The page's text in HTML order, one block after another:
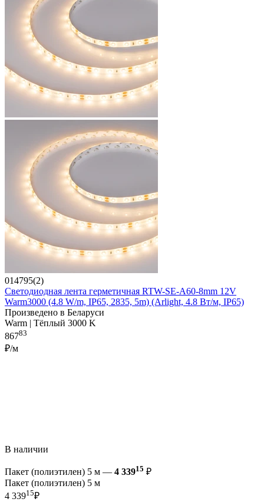
014795(2)
Светодиодная лента герметичная RTW-SE-A60-8mm 12V
Warm3000 (4.8 W/m, IP65, 2835, 5m) (Arlight, 4.8 Вт/м, IP65)
Произведено в Беларуси
Warm | Тёплый 3000 K
86783
₽/м
В наличии
Пакет (полиэтилен) 5 м — 4 33915 ₽
Пакет (полиэтилен) 5 м
4 33915₽